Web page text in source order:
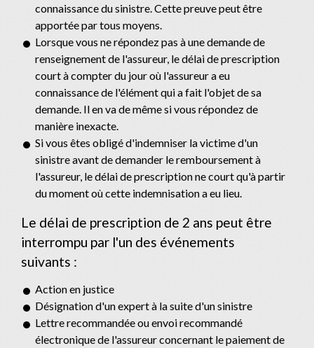
connaissance du sinistre. Cette preuve peut être
apportée par tous moyens.
Lorsque vous ne répondez pas à une demande de
renseignement de l'assureur, le délai de prescription
court à compter du jour où l'assureur a eu
connaissance de l'élément qui a fait l'objet de sa
demande. Il en va de même si vous répondez de
manière inexacte.
Si vous êtes obligé d'indemniser la victime d'un
sinistre avant de demander le remboursement à
l'assureur, le délai de prescription ne court qu'à partir
du moment où cette indemnisation a eu lieu.
Le délai de prescription de 2 ans peut être
interrompu par l'un des événements
suivants :
Action en justice
Désignation d'un expert à la suite d'un sinistre
Lettre recommandée ou envoi recommandé
électronique de l'assureur concernant le paiement de